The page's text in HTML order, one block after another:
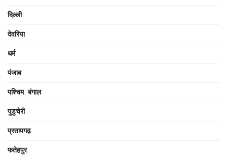
दिल्ली
देवरिया
धर्म
पंजाब
पश्चिम बंगाल
पुडुचेरी
प्रतापगढ़
फतेहपुर